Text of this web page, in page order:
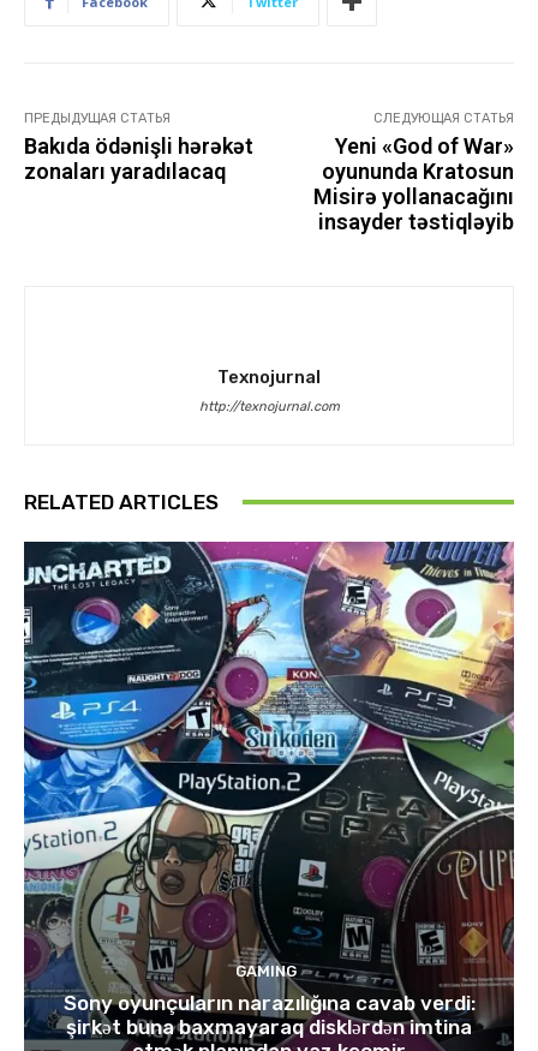
ПРЕДЫДУЩАЯ СТАТЬЯ
Bakıda ödənişli hərəkət
zonaları yaradılacaq
СЛЕДУЮЩАЯ СТАТЬЯ
Yeni «God of War»
oyununda Kratosun
Misirə yollanacağını
insayder təstiqləyib
Texnojurnal
http://texnojurnal.com
RELATED ARTICLES
GAMING
Sony oyunçuların narazılığına cavab verdi:
şirkət buna baxmayaraq disklərdən imtina